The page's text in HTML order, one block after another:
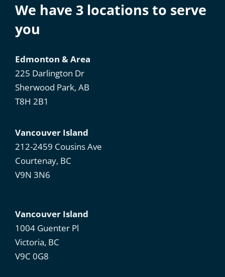
We have 3 locations to serve
you
Edmonton & Area
225 Darlington Dr
Sherwood Park, AB
T8H 2B1
Vancouver Island
212-2459 Cousins Ave
Courtenay, BC
V9N 3N6
Vancouver Island
1004 Guenter Pl
Victoria, BC
V9C 0G8